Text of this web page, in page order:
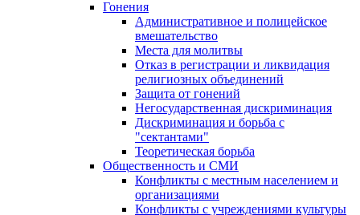
Гонения
Административное и полицейское
вмешательство
Места для молитвы
Отказ в регистрации и ликвидация
религиозных объединений
Защита от гонений
Негосударственная дискриминация
Дискриминация и борьба с
"сектантами"
Теоретическая борьба
Общественность и СМИ
Конфликты с местным населением и
организациями
Конфликты с учреждениями культуры